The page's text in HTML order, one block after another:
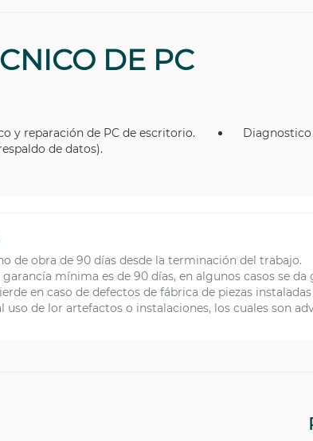
DE PC
y reparación de PC de escritorio. Diagnostico
de datos).
de obra de 90 días desde la terminación del trabajo.
mínima es de 90 días, en algunos casos se da
en caso de defectos de fábrica de piezas
uso de lor artefactos o instalaciones, los cuales son